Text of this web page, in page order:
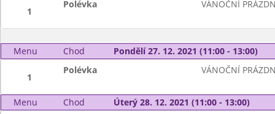
1
Polévka VÁNOČNÍ
Menu Chod Pondělí 27. 12. 2021 (11:00 - 13:00)
1
Polévka VÁNOČNÍ
Menu Chod Úterý 28. 12. 2021 (11:00 - 13:00)